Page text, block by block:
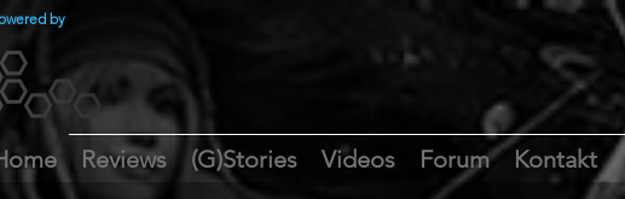
by
Reviews (G)Stories Videos Forum Kontakt